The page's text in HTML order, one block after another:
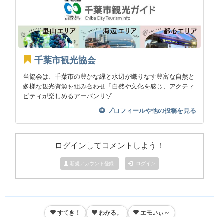
千葉市観光協会
当協会は、千葉市の豊かな緑と水辺が織りなす豊富な自然と
多様な観光資源を組み合わせ「自然や文化を感じ、アクティ
ビティが楽しめるアーバンリゾ...
プロフィールや他の投稿を見る
ログインしてコメントしよう！
新規アカウント登録 ログイン
すてき！ わかる。 エモいぃ～